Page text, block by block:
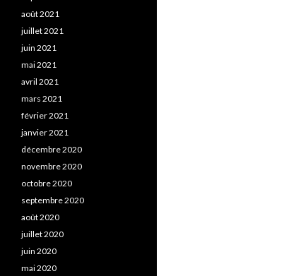
août 2021
juillet 2021
juin 2021
mai 2021
avril 2021
mars 2021
février 2021
janvier 2021
décembre 2020
novembre 2020
octobre 2020
septembre 2020
août 2020
juillet 2020
juin 2020
mai 2020